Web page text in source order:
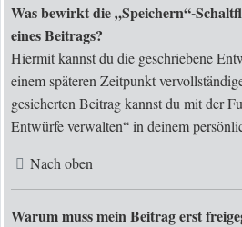
Was bewirkt die „Speichern“-
eines Beitrags?
Hiermit kannst du die geschriebene
einem späteren Zeitpunkt
gesicherten Beitrag kannst du mit der
Entwürfe verwalten“ in deinem
Nach oben
Warum muss mein Beitrag erst